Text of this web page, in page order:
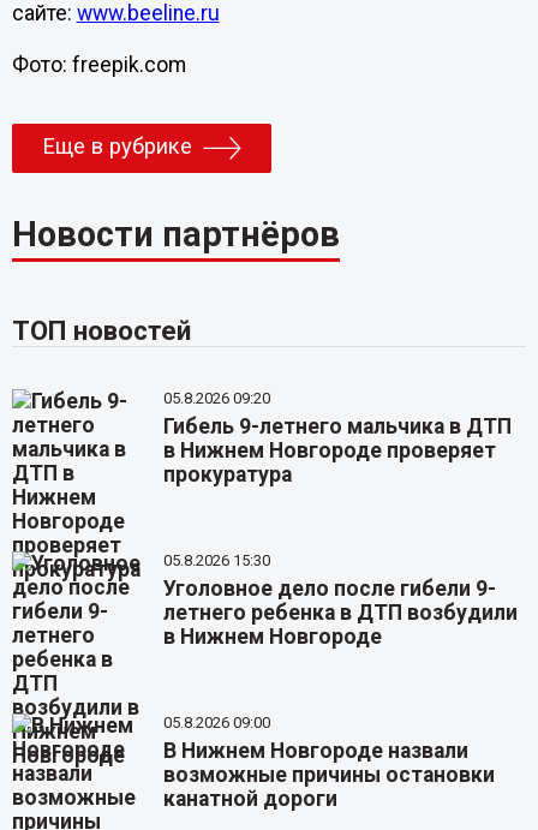
сайте: www.beeline.ru
Фото: freepik.com
Еще в рубрике
Новости партнёров
ТОП новостей
05.8.2026 09:20
Гибель 9-летнего мальчика в ДТП
в Нижнем Новгороде проверяет
прокуратура
05.8.2026 15:30
Уголовное дело после гибели 9-
летнего ребенка в ДТП возбудили
в Нижнем Новгороде
05.8.2026 09:00
В Нижнем Новгороде назвали
возможные причины остановки
канатной дороги